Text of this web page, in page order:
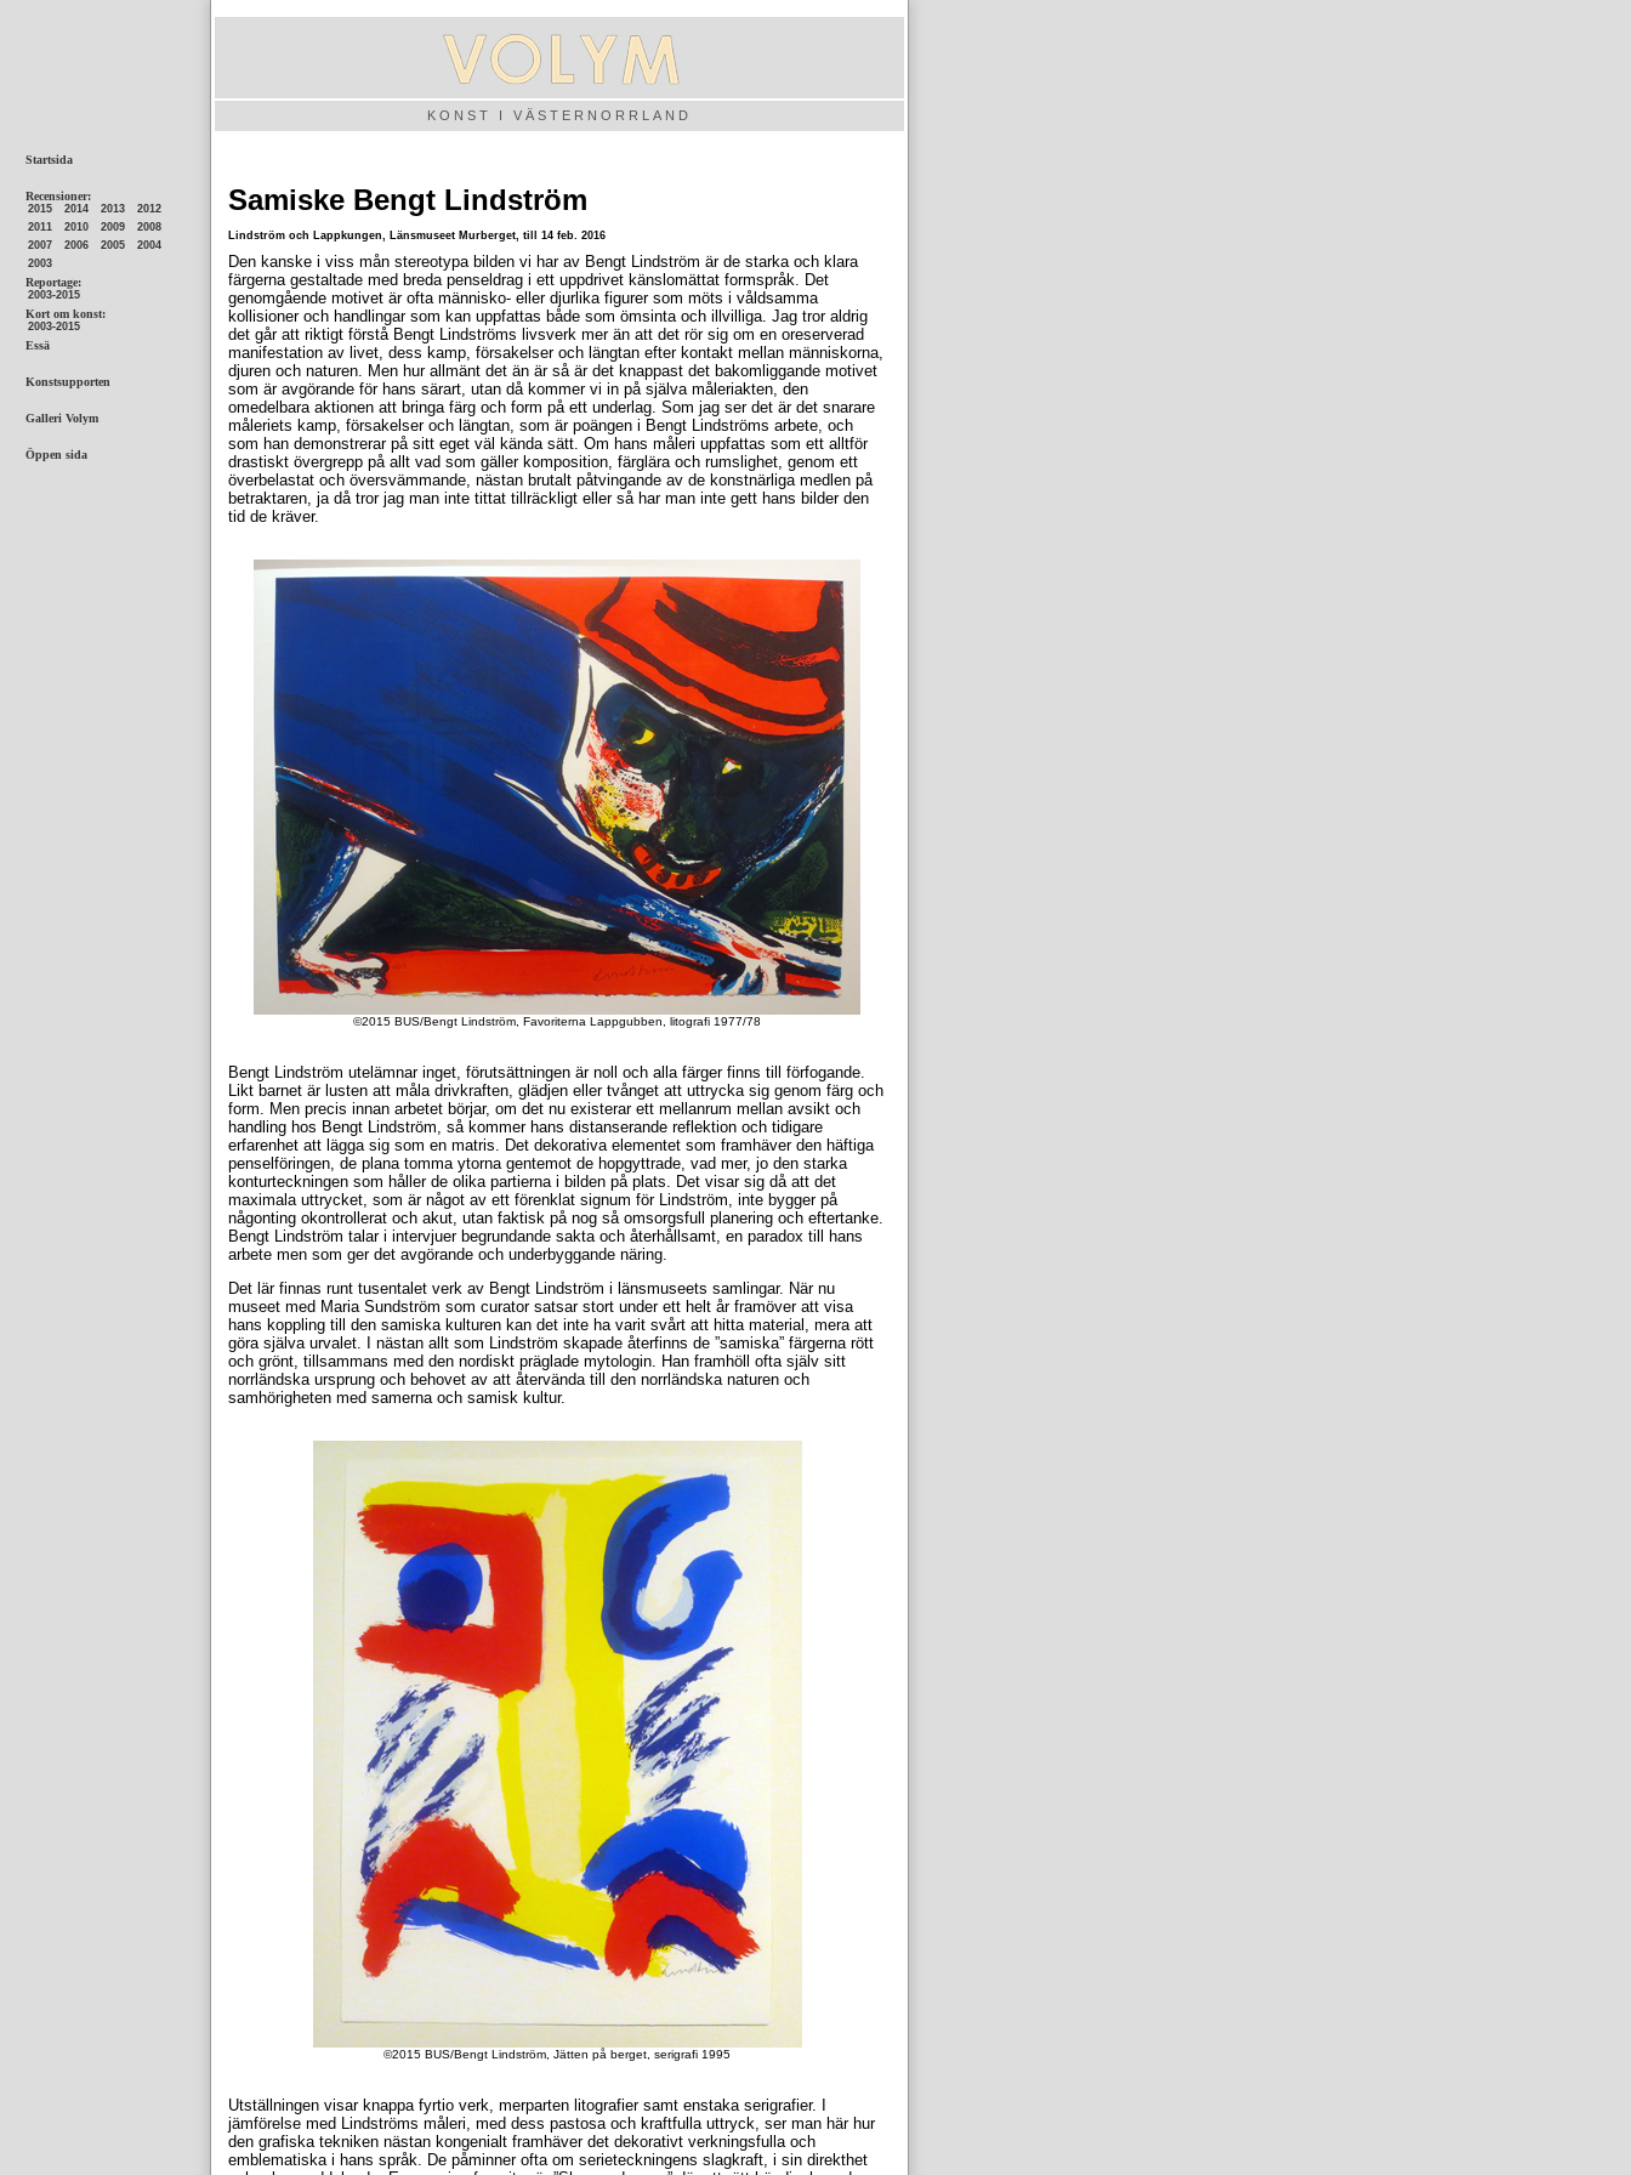
KONST I VÄSTERNORRLAND
Samiske Bengt Lindström
Lindström och Lappkungen, Länsmuseet Murberget, till 14 feb. 2016
Den kanske i viss mån stereotypa bilden vi har av Bengt Lindström är de starka och klara
färgerna gestaltade med breda penseldrag i ett uppdrivet känslomättat formspråk. Det
genomgående motivet är ofta människo- eller djurlika figurer som möts i våldsamma
kollisioner och handlingar som kan uppfattas både som ömsinta och illvilliga. Jag tror aldrig
det går att riktigt förstå Bengt Lindströms livsverk mer än att det rör sig om en oreserverad
manifestation av livet, dess kamp, försakelser och längtan efter kontakt mellan människorna,
djuren och naturen. Men hur allmänt det än är så är det knappast det bakomliggande motivet
som är avgörande för hans särart, utan då kommer vi in på själva måleriakten, den
omedelbara aktionen att bringa färg och form på ett underlag. Som jag ser det är det snarare
måleriets kamp, försakelser och längtan, som är poängen i Bengt Lindströms arbete, och
som han demonstrerar på sitt eget väl kända sätt. Om hans måleri uppfattas som ett alltför
drastiskt övergrepp på allt vad som gäller komposition, färglära och rumslighet, genom ett
överbelastat och översvämmande, nästan brutalt påtvingande av de konstnärliga medlen på
betraktaren, ja då tror jag man inte tittat tillräckligt eller så har man inte gett hans bilder den
tid de kräver.
©2015 BUS/Bengt Lindström, Favoriterna Lappgubben, litografi 1977/78
Bengt Lindström utelämnar inget, förutsättningen är noll och alla färger finns till förfogande.
Likt barnet är lusten att måla drivkraften, glädjen eller tvånget att uttrycka sig genom färg och
form. Men precis innan arbetet börjar, om det nu existerar ett mellanrum mellan avsikt och
handling hos Bengt Lindström, så kommer hans distanserande reflektion och tidigare
erfarenhet att lägga sig som en matris. Det dekorativa elementet som framhäver den häftiga
penselföringen, de plana tomma ytorna gentemot de hopgyttrade, vad mer, jo den starka
konturteckningen som håller de olika partierna i bilden på plats. Det visar sig då att det
maximala uttrycket, som är något av ett förenklat signum för Lindström, inte bygger på
någonting okontrollerat och akut, utan faktisk på nog så omsorgsfull planering och eftertanke.
Bengt Lindström talar i intervjuer begrundande sakta och återhållsamt, en paradox till hans
arbete men som ger det avgörande och underbyggande näring.
Det lär finnas runt tusentalet verk av Bengt Lindström i länsmuseets samlingar. När nu
museet med Maria Sundström som curator satsar stort under ett helt år framöver att visa
hans koppling till den samiska kulturen kan det inte ha varit svårt att hitta material, mera att
göra själva urvalet. I nästan allt som Lindström skapade återfinns de ”samiska” färgerna rött
och grönt, tillsammans med den nordiskt präglade mytologin. Han framhöll ofta själv sitt
norrländska ursprung och behovet av att återvända till den norrländska naturen och
samhörigheten med samerna och samisk kultur.
©2015 BUS/Bengt Lindström, Jätten på berget, serigrafi 1995
Utställningen visar knappa fyrtio verk, merparten litografier samt enstaka serigrafier. I
jämförelse med Lindströms måleri, med dess pastosa och kraftfulla uttryck, ser man här hur
den grafiska tekniken nästan kongenialt framhäver det dekorativt verkningsfulla och
emblematiska i hans språk. De påminner ofta om serieteckningens slagkraft, i sin direkthet